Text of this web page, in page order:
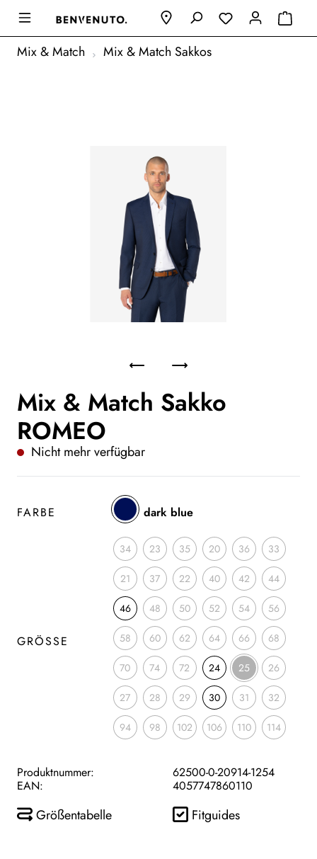
Mix & Match Mix & Match Sakkos
Mix & Match Sakko
ROMEO
Nicht mehr verfügbar
FARBE dark blue
GRÖSSE
34 23 35 20 36 33
21 37 22 40 42 44
46 48 50 52 54 56
58 60 62 64 66 68
70 74 72 24 25 26
27 28 29 30 31 32
94 98 102 106 110 114
Produktnummer:
62500-0-20914-1254
EAN:
4057747860110
Größentabelle Fitguides